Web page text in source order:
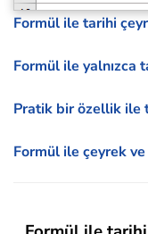
Formül ile tarihi
Formül ile yalnızca
Pratik bir özellik ile
Formül ile çeyrek